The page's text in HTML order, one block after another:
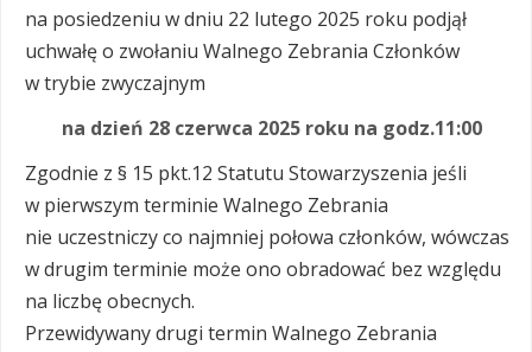
na posiedzeniu w dniu 22 lutego 2025 roku podjął
uchwałę o zwołaniu Walnego Zebrania Członków
w trybie zwyczajnym
na dzień 28 czerwca 2025 roku na godz.11:00
Zgodnie z § 15 pkt.12 Statutu Stowarzyszenia jeśli
w pierwszym terminie Walnego Zebrania
nie uczestniczy co najmniej połowa członków, wówczas
w drugim terminie może ono obradować bez względu
na liczbę obecnych.
Przewidywany drugi termin Walnego Zebrania